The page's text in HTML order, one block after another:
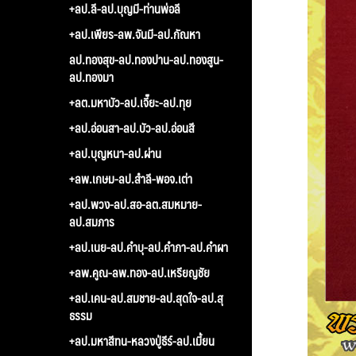
+ลป.ลี-ลป.บุญมี-ท่านพ่อลี
+ลป.เพียร-ลพ.จันมี-ลป.กัณหา
ลป.ทองสุข-ลป.ทองปาน-ลป.ทองสูน-
ลป.ทองมา
+ลต.มหาบัว-ลป.เจี๊ยะ-ลป.ทุย
+ลป.อ่อนสา-ลป.บัว-ลป.อ่อนสี
+ลป.บุญหนา-ลป.ผ่าน
+ลพ.เกษม-ลป.สำลี-พอจ.เต่า
+ลป.พวง-ลป.สอ-ลต.สมหมาย-
ลป.สมภาร
+ลป.เนย-ลป.คำบุ-ลป.คำภา-ลป.คำผา
+ลพ.คูณ-ลพ.ทอง-ลป.เหรียญชัย
+ลป.เคน-ลป.สมชาย-ลป.สุดใจ-ลป.สุ
ธรรม
+ลป.มหาสีทน-หลวงปู่ธีร์-ลป.เมี้ยน